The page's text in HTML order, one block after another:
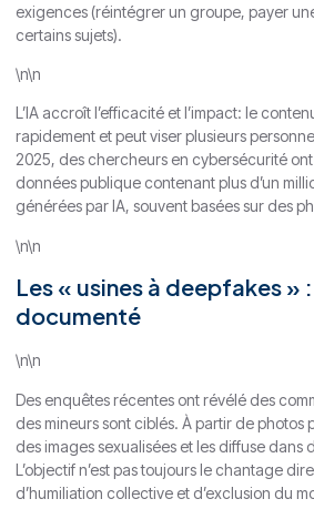
exigences (réintégrer un groupe, payer
certains sujets).
\n\n
L’IA accroît l’efficacité et l’impact: le
rapidement et peut viser plusieurs
2025, des chercheurs en cybersécurité
données publique contenant plus d’un
générées par IA, souvent basées sur des
\n\n
Les « usines à deepfakes »
documenté
\n\n
Des enquêtes récentes ont révélé des
des mineurs sont ciblés. À partir de photos
des images sexualisées et les diffuse dans
L’objectif n’est pas toujours le chantage
d’humiliation collective et d’exclusion du